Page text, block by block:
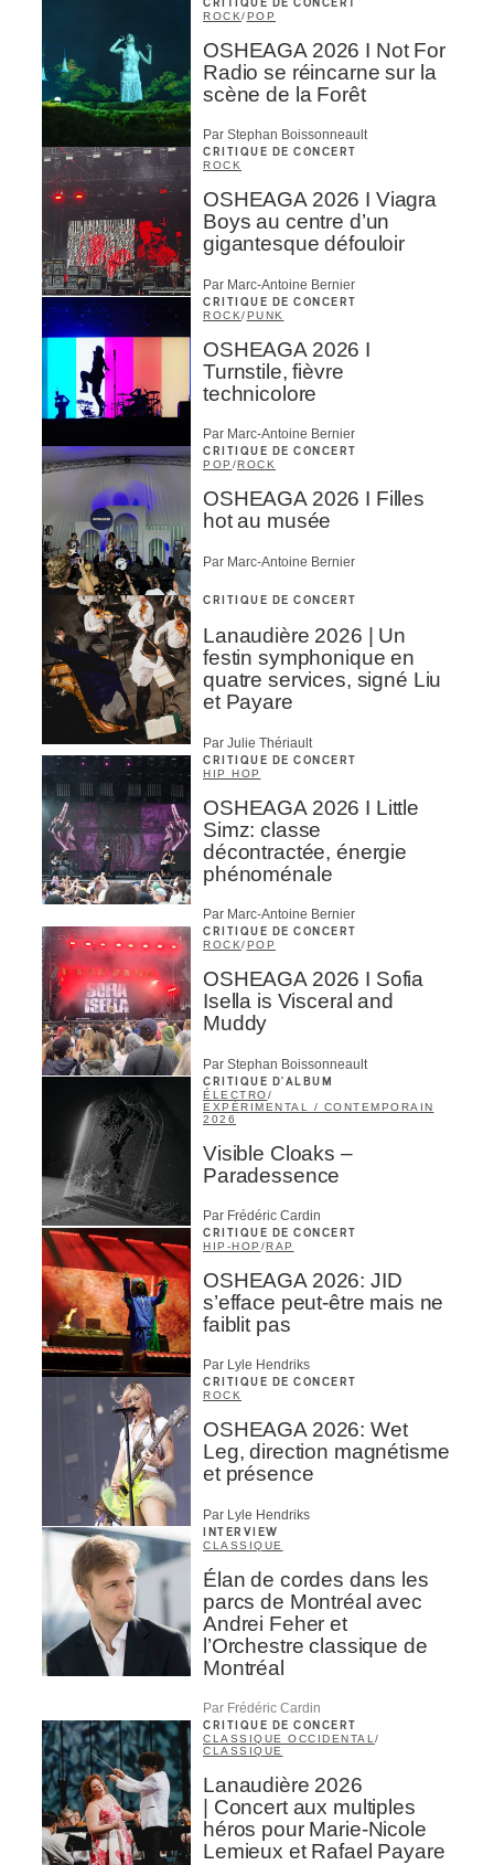
CRITIQUE DE CONCERT
ROCK/POP
OSHEAGA 2026 I Not For
Radio se réincarne sur la
scène de la Forêt
Par Stephan Boissonneault
CRITIQUE DE CONCERT
ROCK
OSHEAGA 2026 I Viagra
Boys au centre d’un
gigantesque défouloir
Par Marc-Antoine Bernier
CRITIQUE DE CONCERT
ROCK/PUNK
OSHEAGA 2026 I
Turnstile, fièvre
technicolore
Par Marc-Antoine Bernier
CRITIQUE DE CONCERT
POP /ROCK
OSHEAGA 2026 I Filles
hot au musée
Par Marc-Antoine Bernier
CRITIQUE DE CONCERT
Lanaudière 2026 | Un
festin symphonique en
quatre services, signé Liu
et Payare
Par Julie Thériault
CRITIQUE DE CONCERT
HIP HOP
OSHEAGA 2026 I Little
Simz: classe
décontractée, énergie
phénoménale
Par Marc-Antoine Bernier
CRITIQUE DE CONCERT
ROCK/POP
OSHEAGA 2026 I Sofia
Isella is Visceral and
Muddy
Par Stephan Boissonneault
CRITIQUE D'ALBUM
ÉLECTRO/
EXPÉRIMENTAL / CONTEMPORAIN
2026
Visible Cloaks –
Paradessence
Par Frédéric Cardin
CRITIQUE DE CONCERT
HIP-HOP /RAP
OSHEAGA 2026: JID
s’efface peut-être mais ne
faiblit pas
Par Lyle Hendriks
CRITIQUE DE CONCERT
ROCK
OSHEAGA 2026: Wet
Leg, direction magnétisme
et présence
Par Lyle Hendriks
INTERVIEW
CLASSIQUE
Élan de cordes dans les
parcs de Montréal avec
Andrei Feher et
l’Orchestre classique de
Montréal
Par Frédéric Cardin
CRITIQUE DE CONCERT
CLASSIQUE OCCIDENTAL/
CLASSIQUE
Lanaudière 2026
| Concert aux multiples
héros pour Marie-Nicole
Lemieux et Rafael Payare